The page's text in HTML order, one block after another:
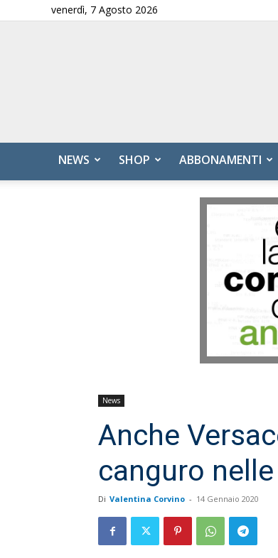
venerdì, 7 Agosto 2026
NEWS SHOP ABBONAMENTI
News
Anche
canguro
Di Valentina Corvino - 14 Gennaio 2020